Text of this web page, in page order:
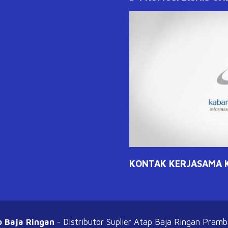
KONTAK KERJASAMA
Baja Ringan - Distributor Suplier Atap Baja Ringan